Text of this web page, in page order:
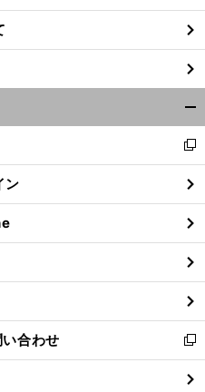
閉
る
新
し
い
ウ
ィ
ン
ド
ウ
で
開
く
ン
合わせ
新
し
い